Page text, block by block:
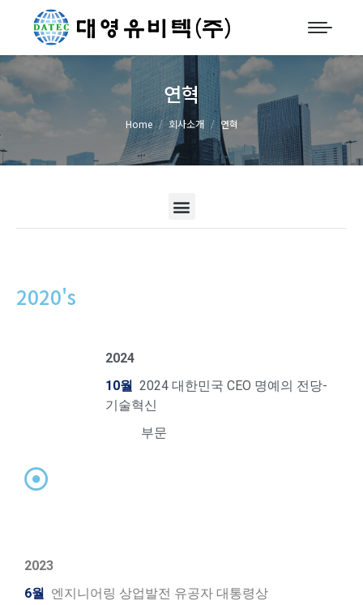
연혁
You are here:
Home 회사소개 연혁
2020's
2024
10월 2024 대한민국 CEO 명예의 전당-
기술혁신
부문
2023
6월 엔지니어링 상업발전 유공자 대통령상